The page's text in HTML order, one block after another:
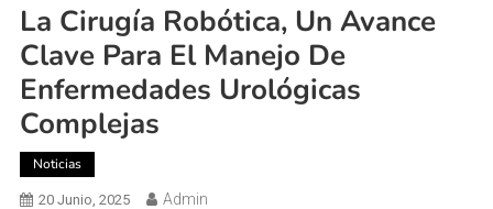
La Cirugía Robótica, Un Avance
Clave Para El Manejo De
Enfermedades Urológicas
Complejas
Noticias
20 Junio, 2025 Admin